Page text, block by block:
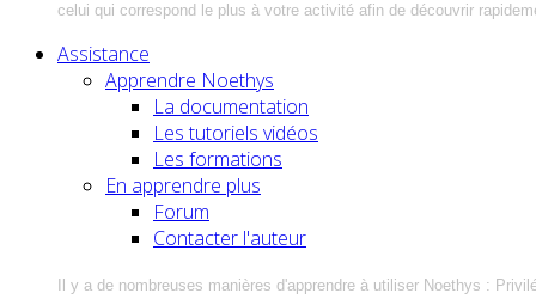
celui qui correspond le plus à votre activité afin de découvrir
Assistance
Apprendre Noethys
La documentation
Les tutoriels vidéos
Les formations
En apprendre plus
Forum
Contacter l'auteur
Il y a de nombreuses manières d'apprendre à utiliser Noethys :